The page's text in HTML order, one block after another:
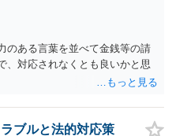
のある言葉を並べて金銭等の請
、対応されなくとも良いかと思
ブルと法的対応策